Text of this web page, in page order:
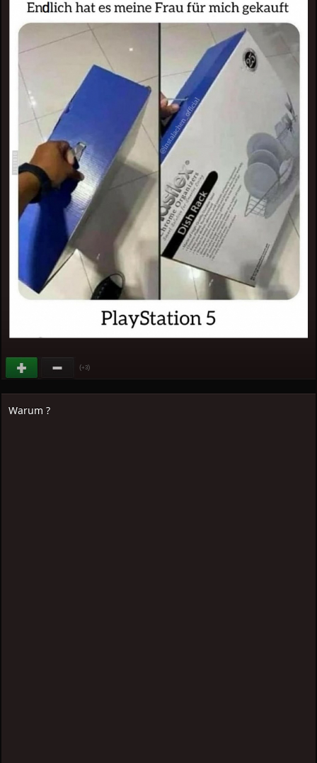
(+3)
Warum ?